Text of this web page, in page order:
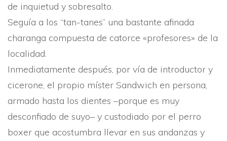
de inquietud y sobresalto.
Seguí­a a los “tan-tanes” una bastante afinada
charanga compuesta de catorce «profesores» de la
localidad.
Inmediatamente después, por ví­a de introductor y
cicerone, el propio mí­ster Sandwich en persona,
armado hasta los dientes –porque es muy
desconfiado de suyo– y custodiado por el perro
boxer que acostumbra llevar en sus andanzas y